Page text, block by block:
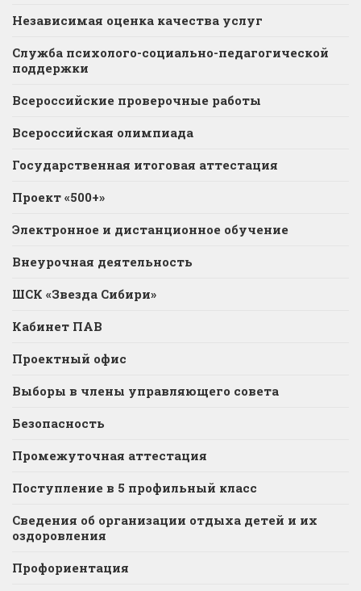
Независимая оценка качества услуг
Служба психолого-социально-педагогической
поддержки
Всероссийские проверочные работы
Всероссийская олимпиада
Государственная итоговая аттестация
Проект «500+»
Электронное и дистанционное обучение
Внеурочная деятельность
ШСК «Звезда Сибири»
Кабинет ПАВ
Проектный офис
Выборы в члены управляющего совета
Безопасность
Промежуточная аттестация
Поступление в 5 профильный класс
Сведения об организации отдыха детей и их
оздоровления
Профориентация